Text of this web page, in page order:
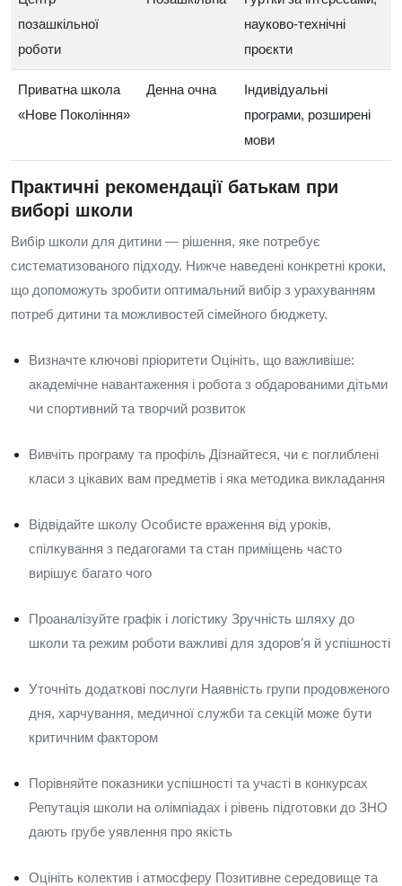
позашкільної
роботи
науково‑технічні
проєкти
Приватна школа
«Нове Покоління»
Денна очна
Індивідуальні
програми, розширені
мови
Практичні рекомендації батькам при
виборі школи
Вибір школи для дитини — рішення, яке потребує
систематизованого підходу. Нижче наведені конкретні кроки,
що допоможуть зробити оптимальний вибір з урахуванням
потреб дитини та можливостей сімейного бюджету.
Визначте ключові пріоритети Оцініть, що важливіше:
академічне навантаження і робота з обдарованими дітьми
чи спортивний та творчий розвиток
Вивчіть програму та профіль Дізнайтеся, чи є поглиблені
класи з цікавих вам предметів і яка методика викладання
Відвідайте школу Особисте враження від уроків,
спілкування з педагогами та стан приміщень часто
вирішує багато чого
Проаналізуйте графік і логістику Зручність шляху до
школи та режим роботи важливі для здоров’я й успішності
Уточніть додаткові послуги Наявність групи продовженого
дня, харчування, медичної служби та секцій може бути
критичним фактором
Порівняйте показники успішності та участі в конкурсах
Репутація школи на олімпіадах і рівень підготовки до ЗНО
дають грубе уявлення про якість
Оцініть колектив і атмосферу Позитивне середовище та